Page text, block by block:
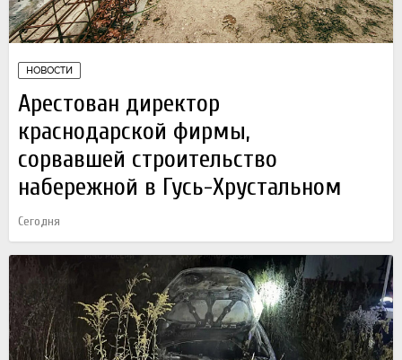
НОВОСТИ
Арестован директор
краснодарской фирмы,
сорвавшей строительство
набережной в Гусь-Хрустальном
Сегодня